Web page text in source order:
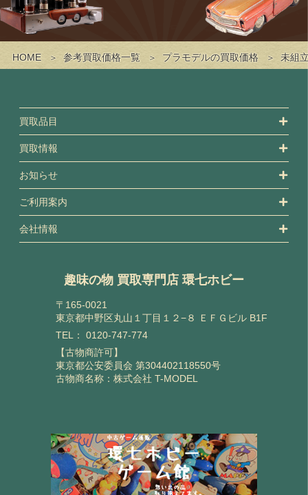
HOME 参考買取価格一覧 プラモデルの買取価格 未組
買取品目
買取情報
お知らせ
ご利用案内
会社情報
趣味の物 買取専門店 環七ホビー
〒165-0021
東京都中野区丸山１丁目１２−８ ＥＦＧビル B1F
TEL： 0120-747-774
【古物商許可】
東京都公安委員会 第304402118550号
古物商名称：株式会社 T-MODEL